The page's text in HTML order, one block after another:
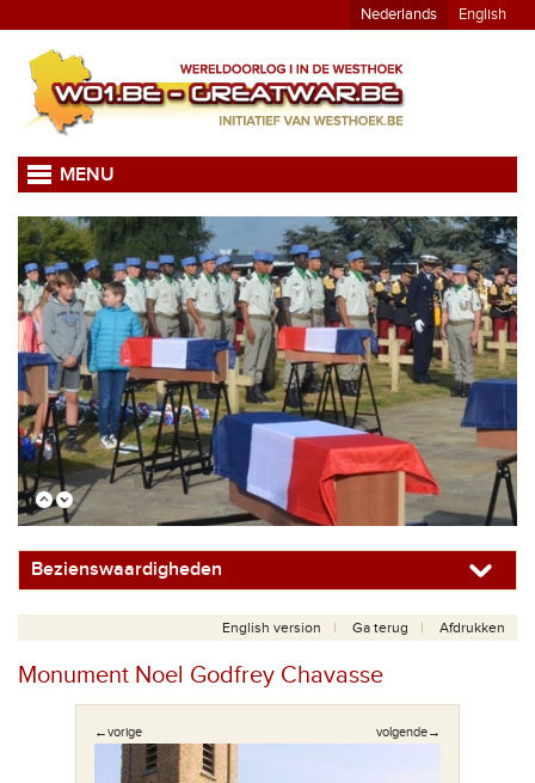
Nederlands English
MENU
Bezienswaardigheden
English version Ga terug Afdrukken
Monument Noel Godfrey Chavasse
←vorige volgende→